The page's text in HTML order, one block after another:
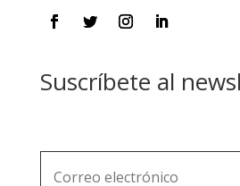
Suscríbete al